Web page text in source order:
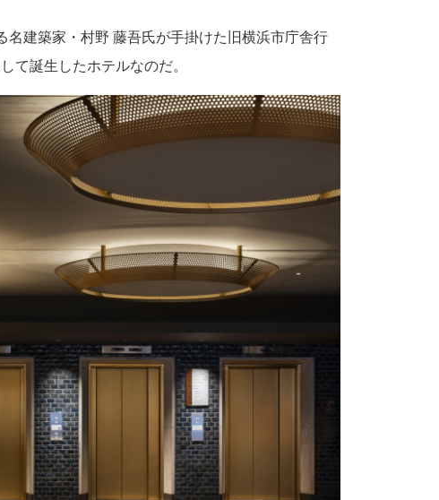
建築家・村野 藤吾氏が手掛けた旧横浜市庁舎行
誕生したホテルなのだ。